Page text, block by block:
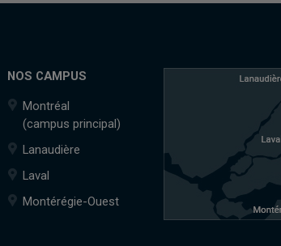
NOS CAMPUS
Montréal
(campus principal)
Lanaudière
Laval
Montérégie-Ouest